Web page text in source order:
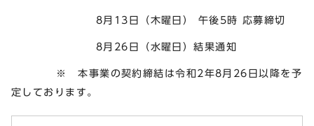
8月13日（木曜日） 午後5時 応募締切
8月26日（水曜日）結果通知
※ 本事業の契約締結は令和2年8月26日以降を予
定しております。